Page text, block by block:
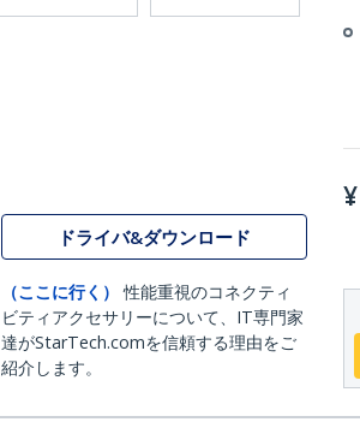
ドライバ&ダウンロード
（ここに行く）
性能重視のコネクティ
ビティアクセサリーについて、IT専門家
達がStarTech.comを信頼する理由をご
紹介します。
¥